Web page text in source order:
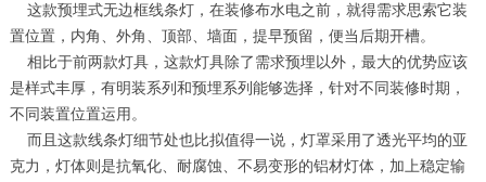
这款预埋式无边框线条灯，在装修布水电之前，就得需求思索它装
置位置，内角、外角、顶部、墙面，提早预留，便当后期开槽。
相比于前两款灯具，这款灯具除了需求预埋以外，最大的优势应该
是样式丰厚，有明装系列和预埋系列能够选择，针对不同装修时期，
不同装置位置运用。
而且这款线条灯细节处也比拟值得一说，灯罩采用了透光平均的亚
克力，灯体则是抗氧化、耐腐蚀、不易变形的铝材灯体，加上稳定输